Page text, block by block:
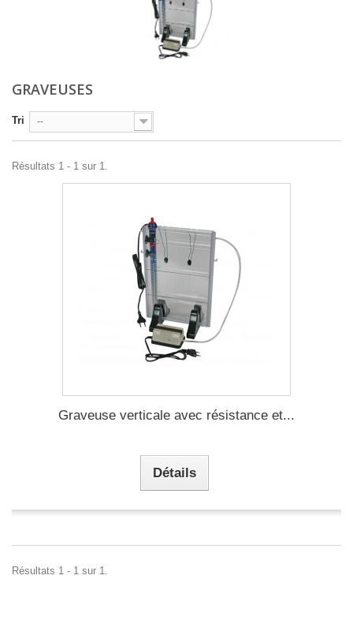
GRAVEUSES
Tri --
Résultats 1 - 1 sur 1.
Graveuse verticale avec résistance et...
Détails
Résultats 1 - 1 sur 1.